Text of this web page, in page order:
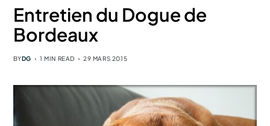
Entretien du Dogue de
Bordeaux
BYDG 1 MIN READ 29 MARS 2015